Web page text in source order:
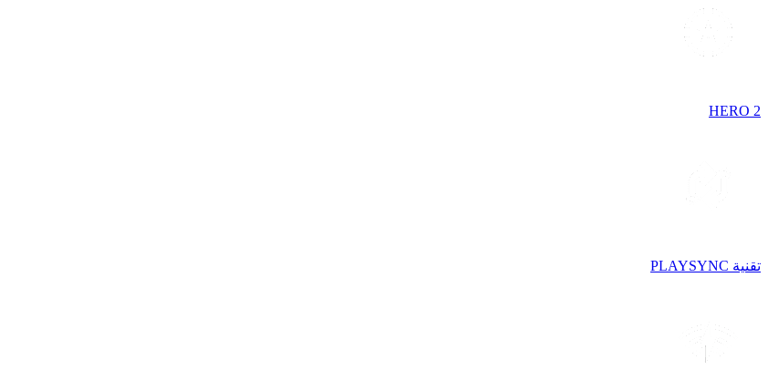
HERO 2
تقنية PLAYSYNC